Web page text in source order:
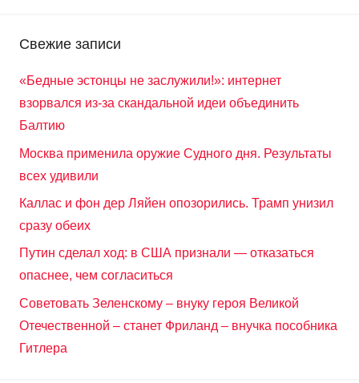
Свежие записи
«Бедные эстонцы не заслужили!»: интернет
взорвался из-за скандальной идеи объединить
Балтию
Москва применила оружие Судного дня. Результаты
всех удивили
Каллас и фон дер Ляйен опозорились. Трамп унизил
сразу обеих
Путин сделал ход: в США признали — отказаться
опаснее, чем согласиться
Советовать Зеленскому – внуку героя Великой
Отечественной – станет Фриланд – внучка пособника
Гитлера